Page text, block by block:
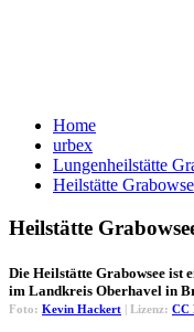
Home
urbex
Lungenheilstätte
Heilstätte
Heilstätte
Die Heilstätte Grabowsee ist
im Landkreis Oberhavel in
Foto: Kevin Hackert | Lizenz: CC